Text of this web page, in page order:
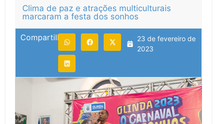
Clima de paz e atrações multiculturais
marcaram a festa dos sonhos
Compartilhe:
23 de fevereiro de
2023